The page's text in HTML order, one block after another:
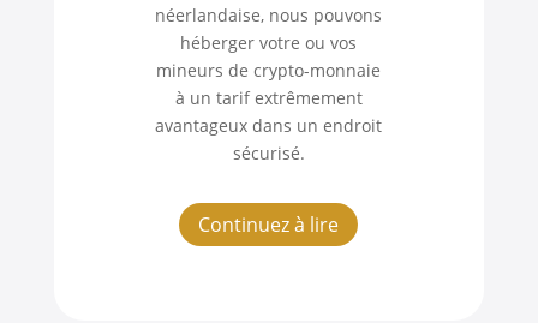
néerlandaise, nous pouvons
héberger votre ou vos
mineurs de crypto-monnaie
à un tarif extrêmement
avantageux dans un endroit
sécurisé.
Continuez à lire